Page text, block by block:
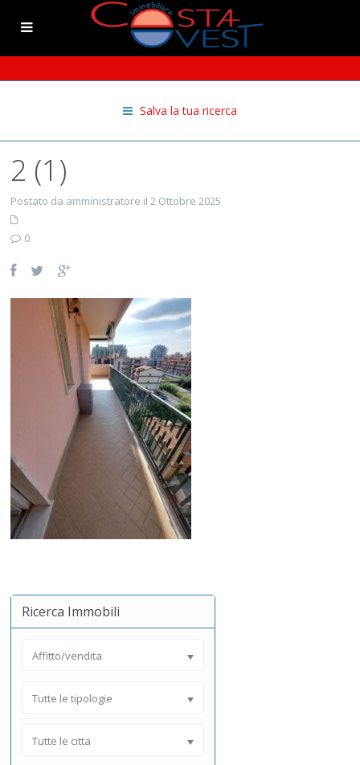
Salva la tua ricerca
2 (1)
Postato da amministratore il 2 Ottobre 2025
0
Ricerca Immobili
Affitto/vendita
Tutte le tipologie
Tutte le citta